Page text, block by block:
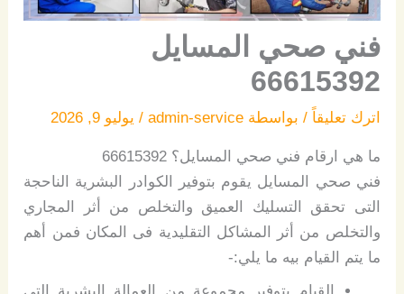
فني صحي المسايل
66615392
اترك تعليقاً / بواسطة admin-service
/ يوليو 9, 2026
ما هي ارقام فني صحي المسايل؟ 66615392
فني صحي المسايل يقوم بتوفير الكوادر البشرية الناحجة
التى تحقق التسليك العميق والتخلص من أثر المجاري
والتخلص من أثر المشاكل التقليدية فى المكان فمن أهم
ما يتم القيام بيه ما يلي:-